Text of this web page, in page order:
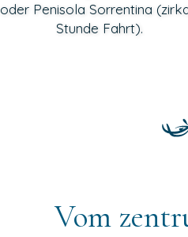
oder Penisola Sorrentina
Stunde Fahrt).
Vom